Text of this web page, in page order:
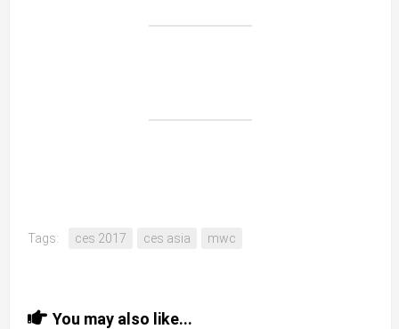
Tags: ces 2017 ces asia mwc
You may also like...